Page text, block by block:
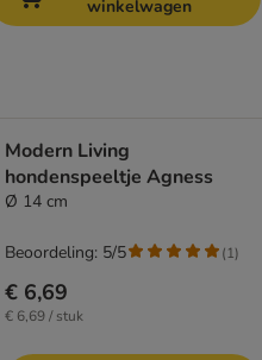
winkelwagen
Modern Living
hondenspeeltje Agness
Ø 14 cm
€ 6,69
€ 6,69 / stuk
Beoordeling: 5/5 (1)